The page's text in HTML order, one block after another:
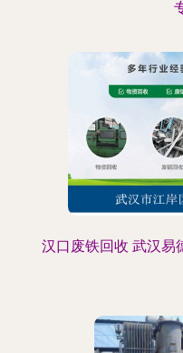
汉口废铁回收 武汉易